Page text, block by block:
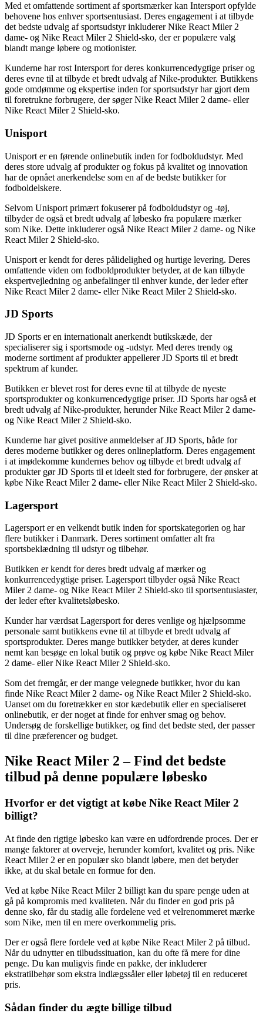
Med et omfattende sortiment af sportsmærker kan Intersport opfylde
behovene hos enhver sportsentusiast. Deres engagement i at tilbyde
det bedste udvalg af sportsudstyr inkluderer Nike React Miler 2
dame- og Nike React Miler 2 Shield-sko, der er populære valg
blandt mange løbere og motionister.
Kunderne har rost Intersport for deres konkurrencedygtige priser og
deres evne til at tilbyde et bredt udvalg af Nike-produkter. Butikkens
gode omdømme og ekspertise inden for sportsudstyr har gjort dem
til foretrukne forbrugere, der søger Nike React Miler 2 dame- eller
Nike React Miler 2 Shield-sko.
Unisport
Unisport er en førende onlinebutik inden for fodboldudstyr. Med
deres store udvalg af produkter og fokus på kvalitet og innovation
har de opnået anerkendelse som en af de bedste butikker for
fodboldelskere.
Selvom Unisport primært fokuserer på fodboldudstyr og -tøj,
tilbyder de også et bredt udvalg af løbesko fra populære mærker
som Nike. Dette inkluderer også Nike React Miler 2 dame- og Nike
React Miler 2 Shield-sko.
Unisport er kendt for deres pålidelighed og hurtige levering. Deres
omfattende viden om fodboldprodukter betyder, at de kan tilbyde
ekspertvejledning og anbefalinger til enhver kunde, der leder efter
Nike React Miler 2 dame- eller Nike React Miler 2 Shield-sko.
JD Sports
JD Sports er en internationalt anerkendt butikskæde, der
specialiserer sig i sportsmode og -udstyr. Med deres trendy og
moderne sortiment af produkter appellerer JD Sports til et bredt
spektrum af kunder.
Butikken er blevet rost for deres evne til at tilbyde de nyeste
sportsprodukter og konkurrencedygtige priser. JD Sports har også et
bredt udvalg af Nike-produkter, herunder Nike React Miler 2 dame-
og Nike React Miler 2 Shield-sko.
Kunderne har givet positive anmeldelser af JD Sports, både for
deres moderne butikker og deres onlineplatform. Deres engagement
i at imødekomme kundernes behov og tilbyde et bredt udvalg af
produkter gør JD Sports til et ideelt sted for forbrugere, der ønsker at
købe Nike React Miler 2 dame- eller Nike React Miler 2 Shield-sko.
Lagersport
Lagersport er en velkendt butik inden for sportskategorien og har
flere butikker i Danmark. Deres sortiment omfatter alt fra
sportsbeklædning til udstyr og tilbehør.
Butikken er kendt for deres bredt udvalg af mærker og
konkurrencedygtige priser. Lagersport tilbyder også Nike React
Miler 2 dame- og Nike React Miler 2 Shield-sko til sportsentusiaster,
der leder efter kvalitetsløbesko.
Kunder har værdsat Lagersport for deres venlige og hjælpsomme
personale samt butikkens evne til at tilbyde et bredt udvalg af
sportsprodukter. Deres mange butikker betyder, at deres kunder
nemt kan besøge en lokal butik og prøve og købe Nike React Miler
2 dame- eller Nike React Miler 2 Shield-sko.
Som det fremgår, er der mange velegnede butikker, hvor du kan
finde Nike React Miler 2 dame- og Nike React Miler 2 Shield-sko.
Uanset om du foretrækker en stor kædebutik eller en specialiseret
onlinebutik, er der noget at finde for enhver smag og behov.
Undersøg de forskellige butikker, og find det bedste sted, der passer
til dine præferencer og budget.
Nike React Miler 2 – Find det bedste
tilbud på denne populære løbesko
Hvorfor er det vigtigt at købe Nike React Miler 2
billigt?
At finde den rigtige løbesko kan være en udfordrende proces. Der er
mange faktorer at overveje, herunder komfort, kvalitet og pris. Nike
React Miler 2 er en populær sko blandt løbere, men det betyder
ikke, at du skal betale en formue for den.
Ved at købe Nike React Miler 2 billigt kan du spare penge uden at
gå på kompromis med kvaliteten. Når du finder en god pris på
denne sko, får du stadig alle fordelene ved et velrenommeret mærke
som Nike, men til en mere overkommelig pris.
Der er også flere fordele ved at købe Nike React Miler 2 på tilbud.
Når du udnytter en tilbudssituation, kan du ofte få mere for dine
penge. Du kan muligvis finde en pakke, der inkluderer
ekstratilbehør som ekstra indlægssåler eller løbetøj til en reduceret
pris.
Sådan finder du ægte billige tilbud